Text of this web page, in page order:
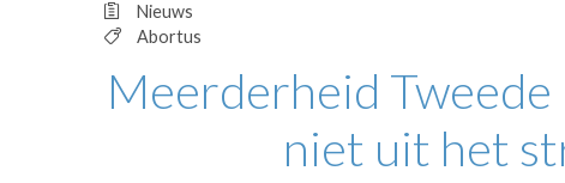
Nieuws
Abortus
Meerderheid
niet uit het